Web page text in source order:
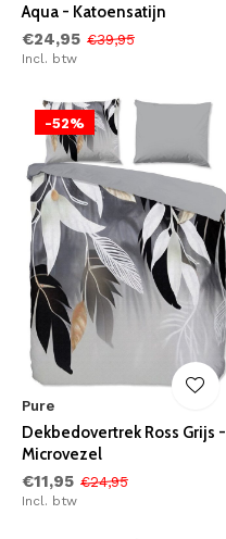
Aqua - Katoensatijn
€24,95 €39,95
Incl. btw
-52%
Pure
Dekbedovertrek Ross Grijs -
Microvezel
€11,95 €24,95
Incl. btw